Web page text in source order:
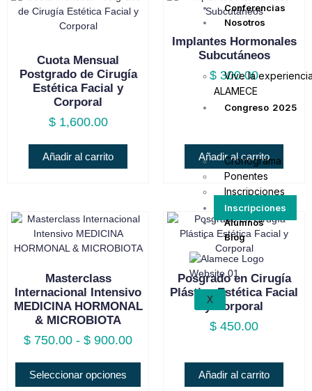
Conferencias
Nosotros
Vive la
ALAMECE
Congreso 2025
Cronograma
Ponentes
Inscripciones
Inscripciones
Alumnos
Blog
X
Cuota Mensual
Postgrado de Cirugía
Estética Facial y
Corporal
$1,600.00
Añadir al carrito
Implantes Hormonales
Subcutáneos
$ 300.00
Añadir al carrito
Masterclass
Internacional Intensivo
MEDICINA HORMONAL
& MICROBIOTA
$ 750.00 - $ 900.00
Seleccionar opciones
Posgrado en Cirugía
Plástica Estética Facial
y Corporal
$ 450.00
Añadir al carrito